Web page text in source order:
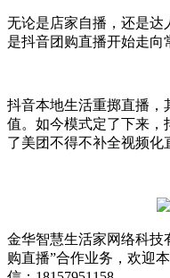
无论是店家自播，还是达
是抖音团购直播开始走向
抖音本地生活重掷直播，
值。如今模式定了下来，
了美团不得不补全视频化
金华智慧生活家网络科技
购直播”合作业务，欢迎